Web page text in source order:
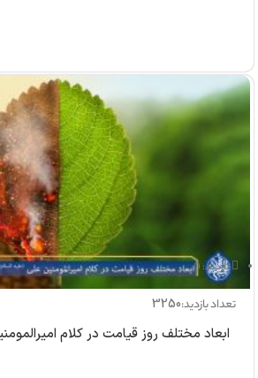
بازدید: 0
تعداد بازدید:3250
ابعاد مختلف روز قیامت در کلام